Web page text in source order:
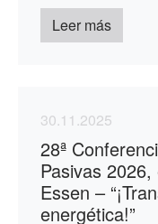
Leer más
30.11.2025
28ª
Pasivas
Essen –
energética!”